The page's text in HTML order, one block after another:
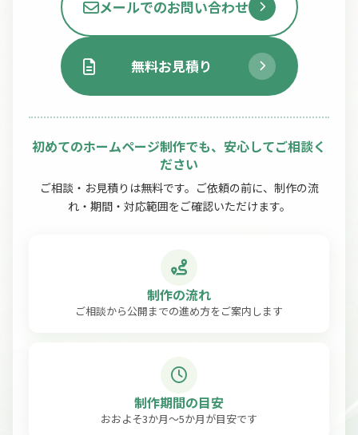
メールでのお問い合わせ
無料お見積り
初めてのホームページ制作でも、安心してご相談く
ださい
ご相談・お見積りは無料です。ご依頼の前に、制作の流
れ・期間・対応範囲をご確認いただけます。
制作の流れ
ご相談から公開までの進め方をご案内します
制作期間の目安
おおよそ3か月〜5か月が目安です